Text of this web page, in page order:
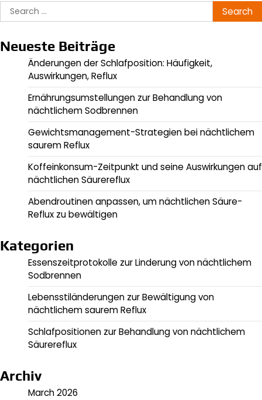
Search
for:
Neueste Beiträge
Änderungen der Schlafposition: Häufigkeit,
Auswirkungen, Reflux
Ernährungsumstellungen zur Behandlung von
nächtlichem Sodbrennen
Gewichtsmanagement-Strategien bei nächtlichem
saurem Reflux
Koffeinkonsum-Zeitpunkt und seine Auswirkungen auf
nächtlichen Säurereflux
Abendroutinen anpassen, um nächtlichen Säure-
Reflux zu bewältigen
Kategorien
Essenszeitprotokolle zur Linderung von nächtlichem
Sodbrennen
Lebensstiländerungen zur Bewältigung von
nächtlichem saurem Reflux
Schlafpositionen zur Behandlung von nächtlichem
Säurereflux
Archiv
March 2026